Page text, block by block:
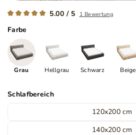
5.00 / 5 1 Bewertung
Farbe
Grau Hellgrau Schwarz Beige
Schlafbereich
120x200 cm
140x200 cm